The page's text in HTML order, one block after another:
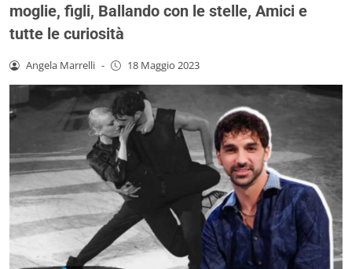
moglie, figli, Ballando con le stelle, Amici e
tutte le curiosità
Angela Marrelli - 18 Maggio 2023